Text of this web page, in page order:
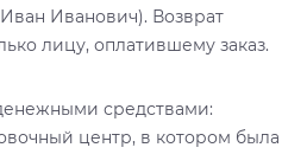
Иванович). Возврат
лицу, оплатившему заказ.
средствами:
центр, в котором была